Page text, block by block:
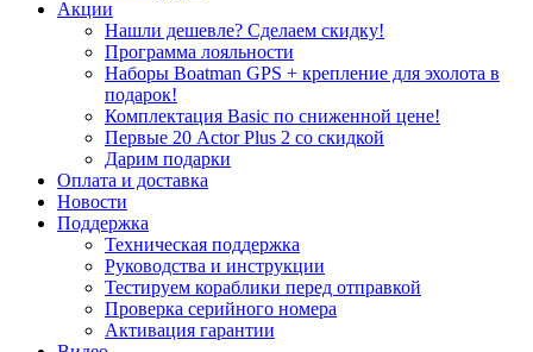
Акции
Нашли дешевле? Сделаем скидку!
Программа лояльности
Наборы Boatman GPS + крепление для эхолота в
подарок!
Комплектация Basic по сниженной цене!
Первые 20 Actor Plus 2 со скидкой
Дарим подарки
Оплата и доставка
Новости
Поддержка
Техническая поддержка
Руководства и инструкции
Тестируем кораблики перед отправкой
Проверка серийного номера
Активация гарантии